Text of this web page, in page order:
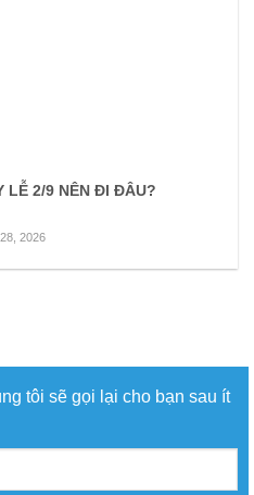
LỄ 2/9 NÊN ĐI ĐÂU?
2026
tôi sẽ gọi lại cho bạn sau ít